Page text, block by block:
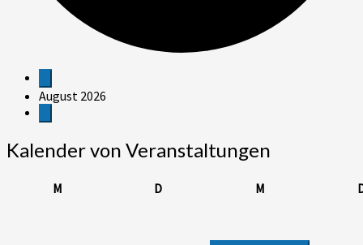
Veranstaltungen
August 2026
Kalender von Veranstaltungen
M DDienstag MMittwoch